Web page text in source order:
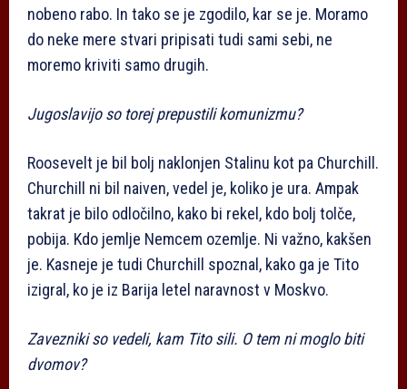
nobeno rabo. In tako se je zgodilo, kar se je. Moramo
do neke mere stvari pripisati tudi sami sebi, ne
moremo kriviti samo drugih.
Jugoslavijo so torej prepustili komunizmu?
Roosevelt je bil bolj naklonjen Stalinu kot pa Churchill.
Churchill ni bil naiven, vedel je, koliko je ura. Ampak
takrat je bilo odločilno, kako bi rekel, kdo bolj tolče,
pobija. Kdo jemlje Nemcem ozemlje. Ni važno, kakšen
je. Kasneje je tudi Churchill spoznal, kako ga je Tito
izigral, ko je iz Barija letel naravnost v Moskvo.
Zavezniki so vedeli, kam Tito sili. O tem ni moglo biti
dvomov?